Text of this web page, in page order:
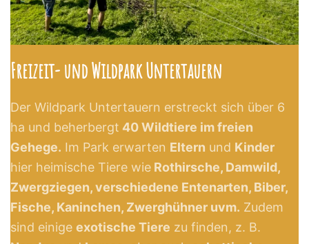
Freizeit- und Wildpark Untertauern
Der Wildpark Untertauern erstreckt sich über 6
ha und beherbergt 40 Wildtiere im freien
Gehege. Im Park erwarten Eltern und Kinder
hier heimische Tiere wie Rothirsche, Damwild,
Zwergziegen, verschiedene Entenarten, Biber,
Fische, Kaninchen, Zwerghühner uvm. Zudem
sind einige exotische Tiere zu finden, z. B.